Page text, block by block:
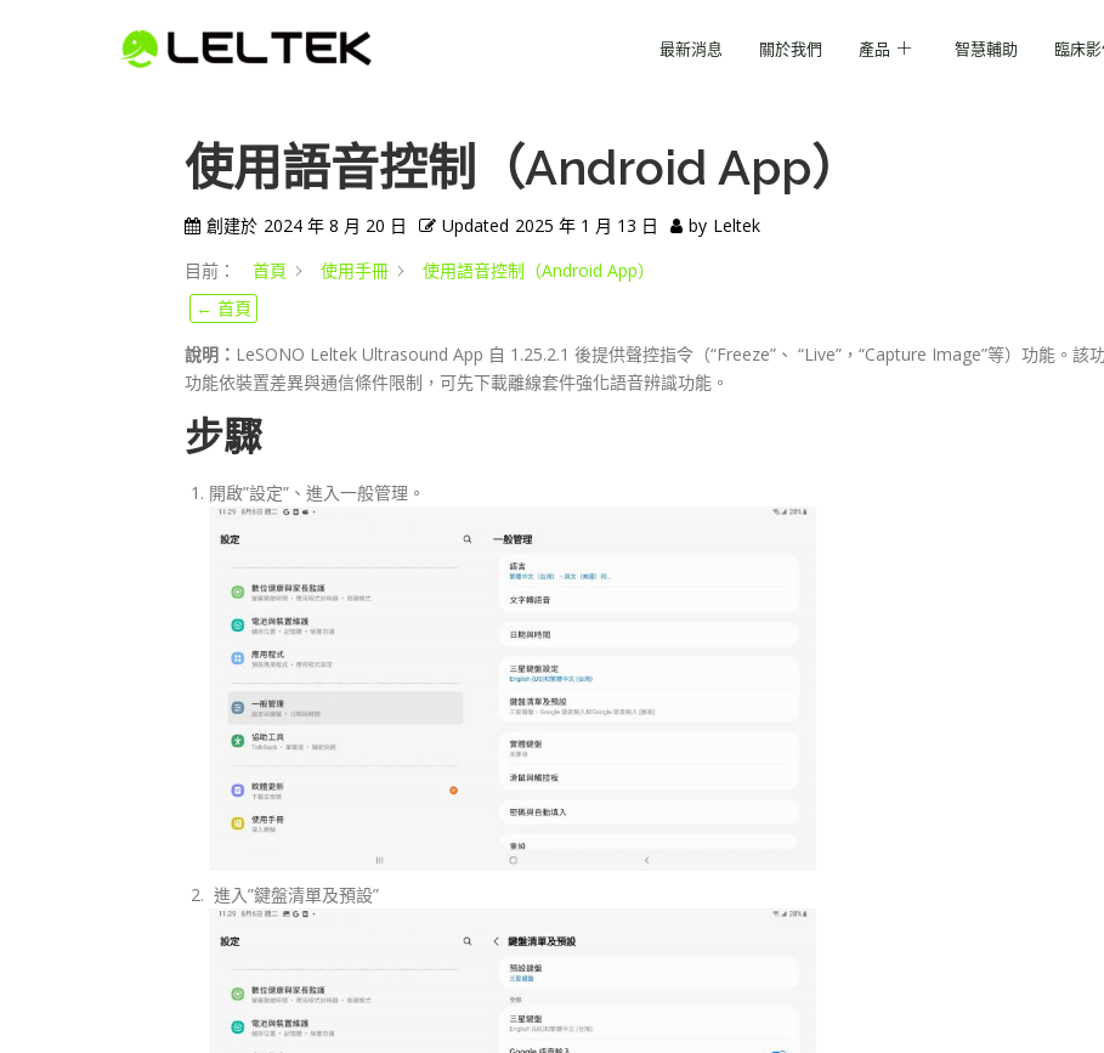
最新消息 關於我們 產品 智慧輔助 臨床
← 首頁
目前： 首頁 使用手冊 使用語音控制（Android App）
使用語音控制（Android App）
創建於 2024 年 8 月 20 日 Updated 2025 年 1 月 13 日 by Leltek
說明： LeSONO Leltek Ultrasound App 自 1.25.2.1 後提供聲控指令（“Freeze”、 “Live”，“Capture Image”等）功能。
功能依裝置差異與通信條件限制，可先下載離線套件強化語音辨識功能。
步驟
開啟”設定”、進入一般管理。
進入”鍵盤清單及預設”